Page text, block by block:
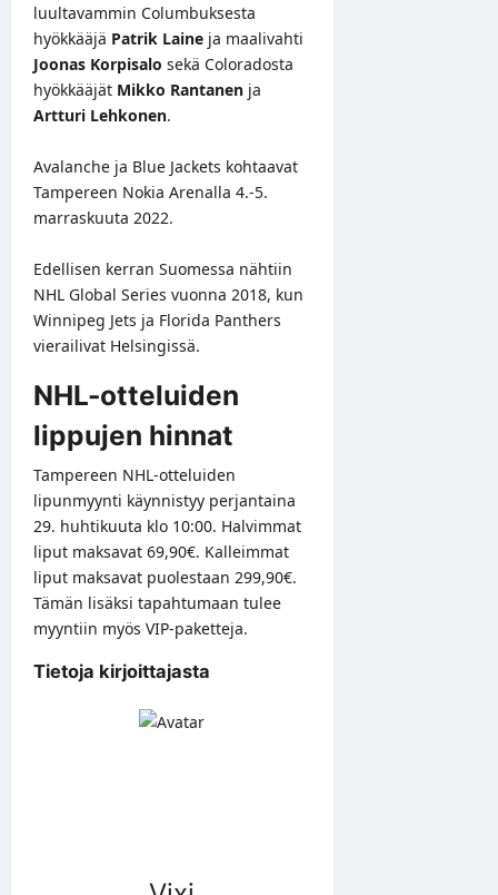
luultavammin Columbuksesta
hyökkääjä Patrik Laine ja maalivahti
Joonas Korpisalo sekä Coloradosta
hyökkääjät Mikko Rantanen ja
Artturi Lehkonen.
Avalanche ja Blue Jackets kohtaavat
Tampereen Nokia Arenalla 4.-5.
marraskuuta 2022.
Edellisen kerran Suomessa nähtiin
NHL Global Series vuonna 2018, kun
Winnipeg Jets ja Florida Panthers
vierailivat Helsingissä.
NHL-otteluiden
lippujen hinnat
Tampereen NHL-otteluiden
lipunmyynti käynnistyy perjantaina
29. huhtikuuta klo 10:00. Halvimmat
liput maksavat 69,90€. Kalleimmat
liput maksavat puolestaan 299,90€.
Tämän lisäksi tapahtumaan tulee
myyntiin myös VIP-paketteja.
Tietoja kirjoittajasta